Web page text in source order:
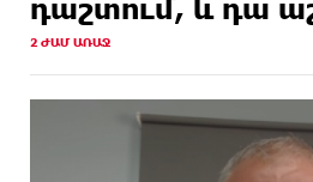
դաշտում, և դա
2 ԺԱՄ ԱՌԱՋ